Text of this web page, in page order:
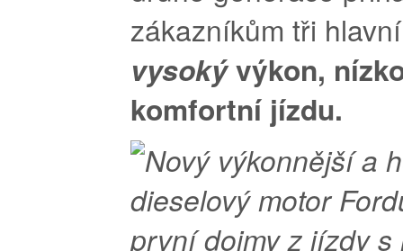
zákazníkům tři
vysokývýkon,
komfortní jízdu.